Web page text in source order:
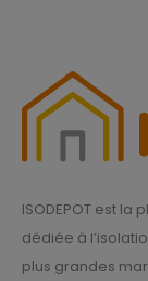
ISODEPOT est
dédiée à
plus grandes